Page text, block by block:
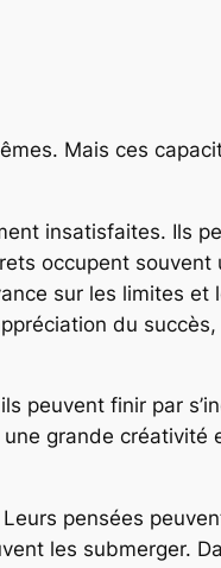
Mais ces
insatisfaites. Ils
occupent souvent
sur les limites et
du
peuvent finir par
grande créativité
pensées
les submerger.